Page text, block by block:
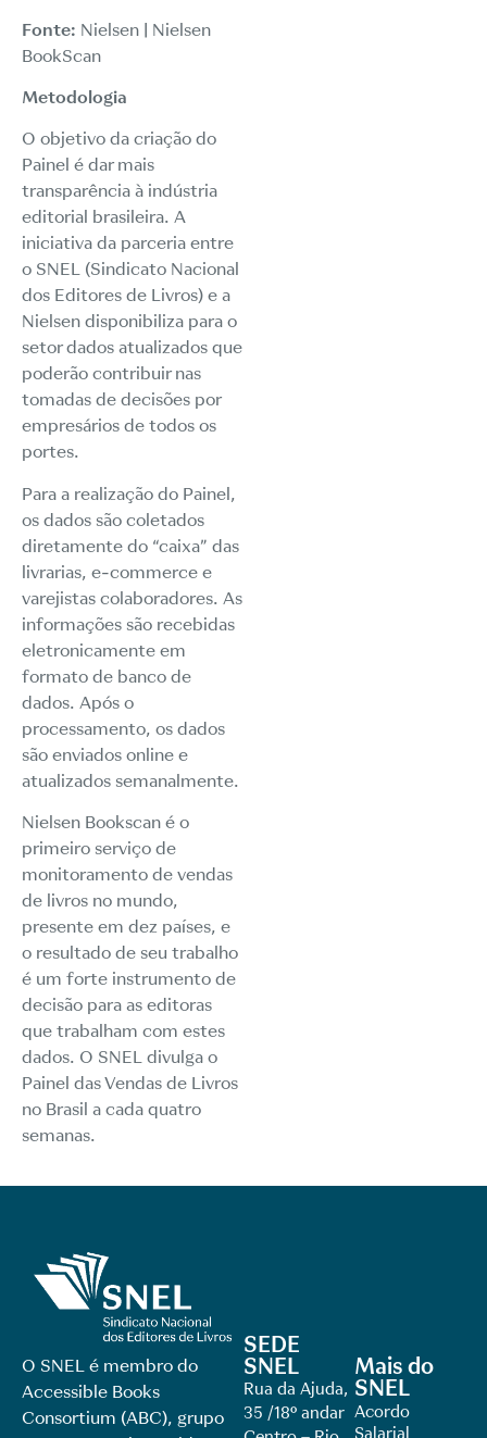
Fonte: Nielsen | Nielsen
BookScan
Metodologia
O objetivo da criação do
Painel é dar mais
transparência à indústria
editorial brasileira. A
iniciativa da parceria entre
o SNEL (Sindicato Nacional
dos Editores de Livros) e a
Nielsen disponibiliza para o
setor dados atualizados que
poderão contribuir nas
tomadas de decisões por
empresários de todos os
portes.
Para a realização do Painel,
os dados são coletados
diretamente do “caixa” das
livrarias, e-commerce e
varejistas colaboradores. As
informações são recebidas
eletronicamente em
formato de banco de
dados. Após o
processamento, os dados
são enviados online e
atualizados semanalmente.
Nielsen Bookscan é o
primeiro serviço de
monitoramento de vendas
de livros no mundo,
presente em dez países, e
o resultado de seu trabalho
é um forte instrumento de
decisão para as editoras
que trabalham com estes
dados. O SNEL divulga o
Painel das Vendas de Livros
no Brasil a cada quatro
semanas.
O SNEL é membro do
Accessible Books
Consortium (ABC), grupo
SEDE
SNEL
Rua da Ajuda,
35 /18º andar
Mais do
SNEL
Acordo
Salarial